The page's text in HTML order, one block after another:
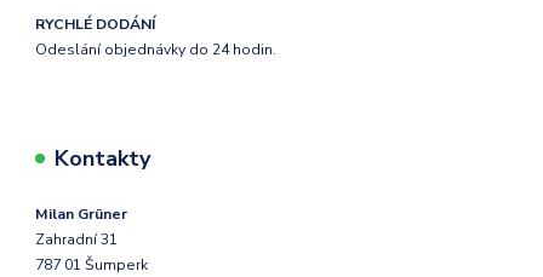
RYCHLÉ DODÁNÍ
Odeslání objednávky do 24 hodin.
Kontakty
Milan Grüner
Zahradní 31
787 01 Šumperk